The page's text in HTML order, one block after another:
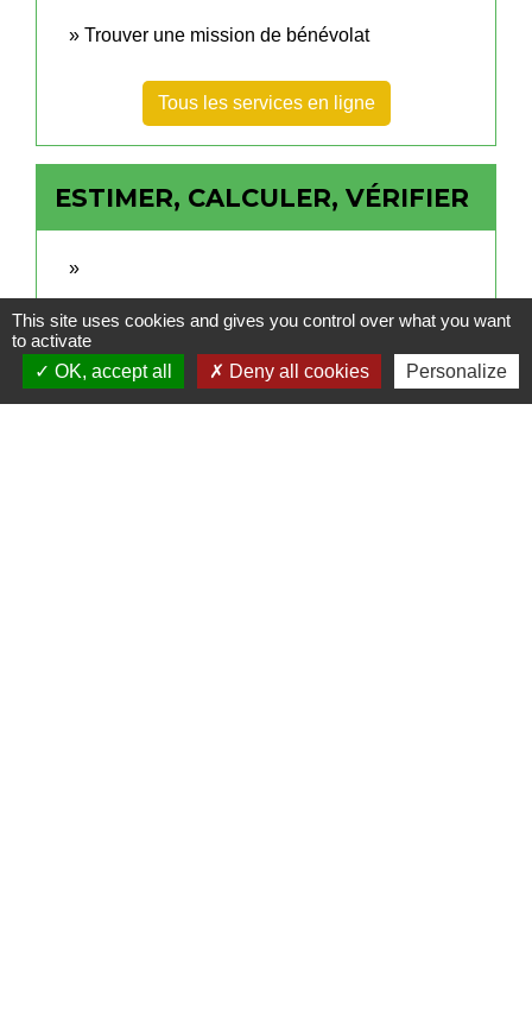
Trouver une mission de bénévolat
Tous les services en ligne
ESTIMER, CALCULER, VÉRIFIER
This site uses cookies and gives you control over what you want
to activate
OK, accept all
Deny all cookies Personalize